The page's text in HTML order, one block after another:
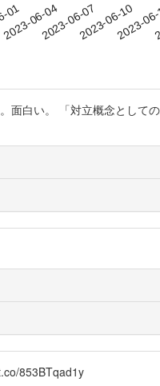
01
2023-06-042023-06-072023-06-10
2023-
白い。 「対立概念として
853BTqad1y